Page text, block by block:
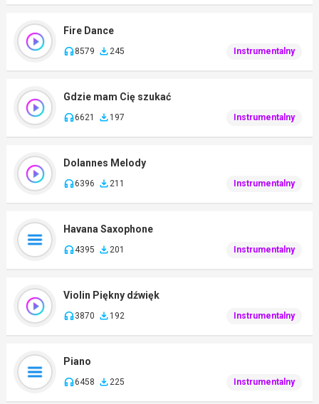
Fire Dance
8579 245 Instrumentalny
Gdzie mam Cię szukać
6621 197 Instrumentalny
Dolannes Melody
6396 211 Instrumentalny
Havana Saxophone
4395 201 Instrumentalny
Violin Piękny dźwięk
3870 192 Instrumentalny
Piano
6458 225 Instrumentalny